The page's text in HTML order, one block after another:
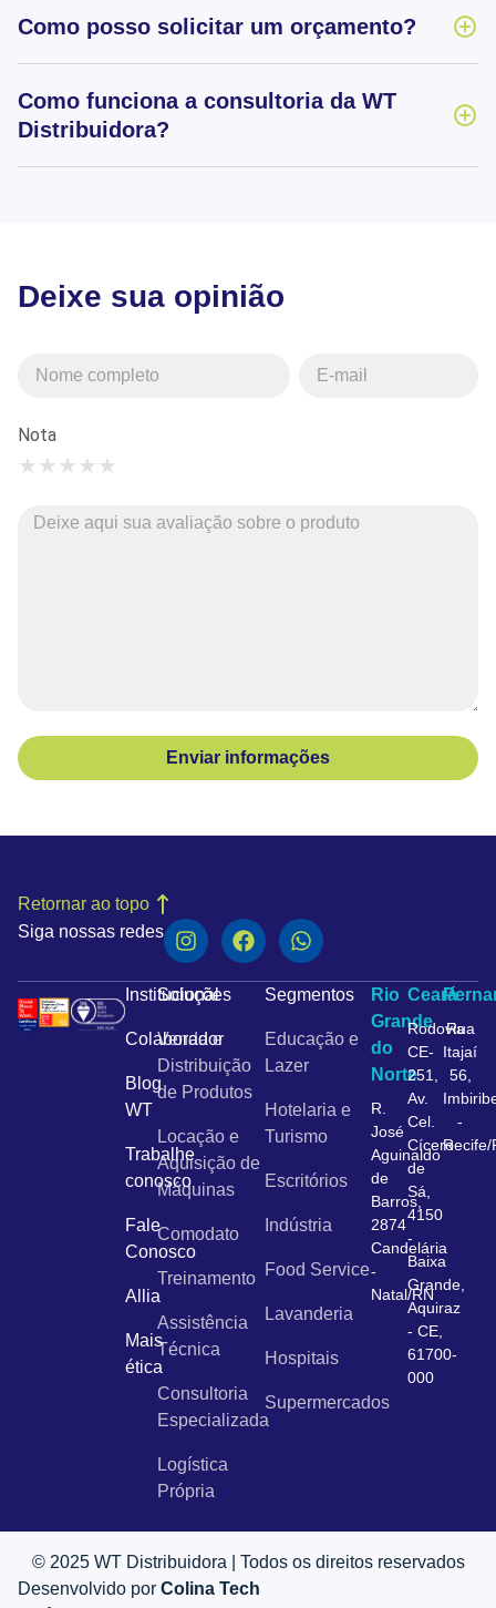
Como posso solicitar um orçamento?
Como funciona a consultoria da WT
Distribuidora?
Deixe sua opinião
Nota
★
★
★
★
★
Enviar informações
Siga nossas redes
Retornar ao topo
Institucional
Colaborador
Blog
WT
Trabalhe
conosco
Fale
Conosco
Allia
Mais
ética
Soluções
Venda e
Distribuição
de Produtos
Locação e
Aquisição de
Máquinas
Comodato
Treinamento
Assistência
Técnica
Consultoria
Especializada
Logística
Própria
Segmentos
Educação e
Lazer
Hotelaria e
Turismo
Escritórios
Indústria
Food Service
Lavanderia
Hospitais
Supermercados
Rio
Grande
do
Norte
R.
José
Aguinaldo
de
Barros,
2874
Candelária
-
Natal/RN
Ceará
Rodovia
CE-
251,
Av.
Cel.
Cícero
de
Sá,
4150
-
Baixa
Grande,
Aquiraz
- CE,
61700-
000
Rua
Itajaí
56,
-
Recife/
© 2025 WT Distribuidora | Todos os direitos reservados
Desenvolvido por Colina Tech